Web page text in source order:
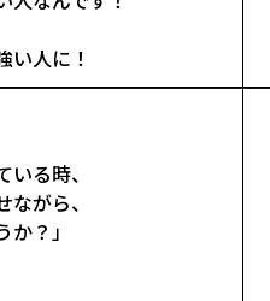
人に！
る時、
がら、
か？」